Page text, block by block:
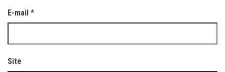
E-mail *
Site